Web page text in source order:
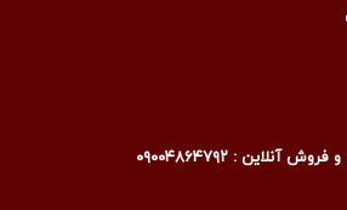
آنلاین : ۰۹۰۰۴۸۶۴۷۹۲